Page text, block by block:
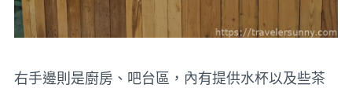
右手邊則是廚房、吧台區，內有提供水杯以及些茶